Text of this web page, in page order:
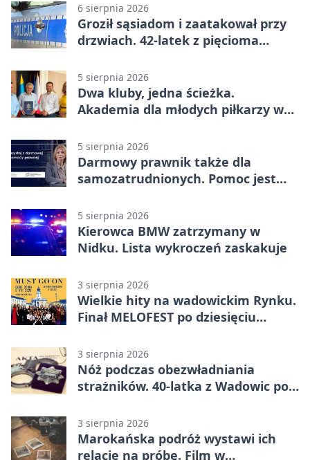
6 sierpnia 2026
Groził sąsiadom i zaatakował przy
drzwiach. 42-latek z pięcioma
5 sierpnia 2026
Dwa kluby, jedna ścieżka.
Akademia dla młodych piłkarzy w
5 sierpnia 2026
Darmowy prawnik także dla
samozatrudnionych. Pomoc jest
5 sierpnia 2026
Kierowca BMW zatrzymany w
Nidku. Lista wykroczeń zaskakuje
3 sierpnia 2026
Wielkie hity na wadowickim Rynku.
Finał MELOFEST po dziesięciu
3 sierpnia 2026
Nóż podczas obezwładniania
strażników. 40-latka z Wadowic pod
3 sierpnia 2026
Marokańska podróż wystawi ich
relacje na próbę. Film w